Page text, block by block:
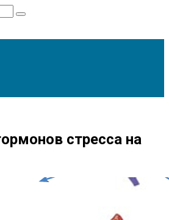
стресса на